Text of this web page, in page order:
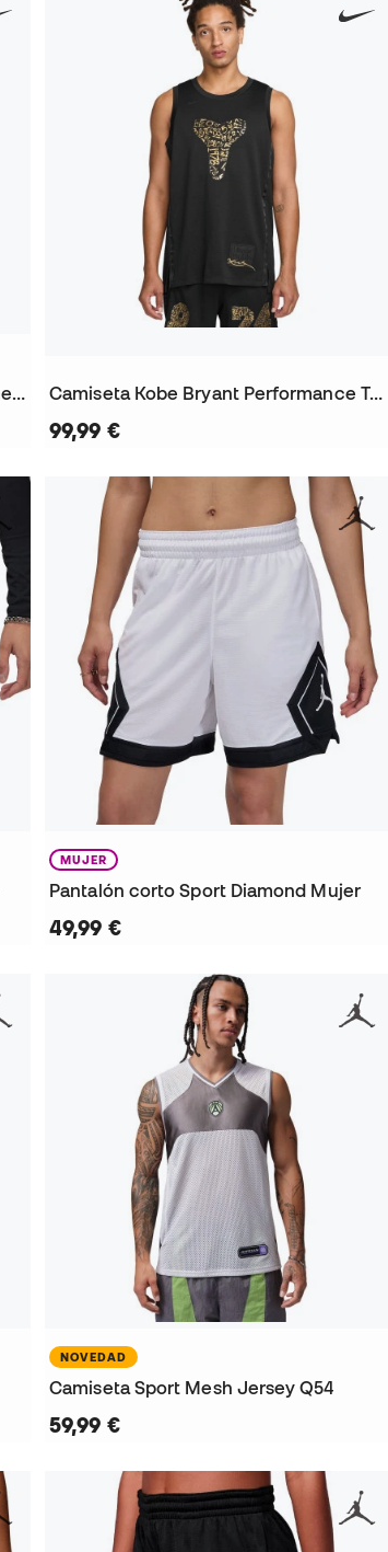
Camiseta Fc Barcelona Shooter Primera Equipación 2026-2027 Camiseta Kobe Bryant Performance Top Mamba Day
99,99 €
MUJER
Pantalón corto Sport Diamond Mujer
49,99 €
NOVEDAD
Camiseta Sport Mesh Jersey Q54
59,99 €